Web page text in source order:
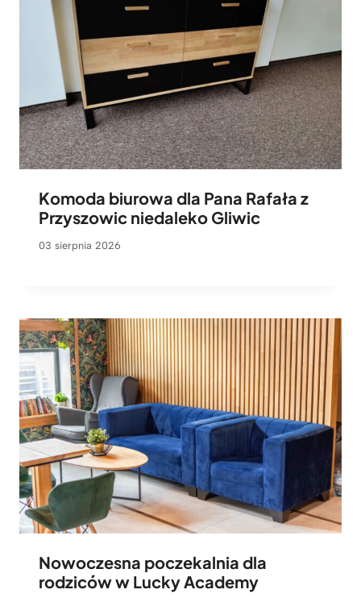
Komoda biurowa dla Pana Rafała z
Przyszowic niedaleko Gliwic
03 sierpnia 2026
Nowoczesna poczekalnia dla
rodziców w Lucky Academy